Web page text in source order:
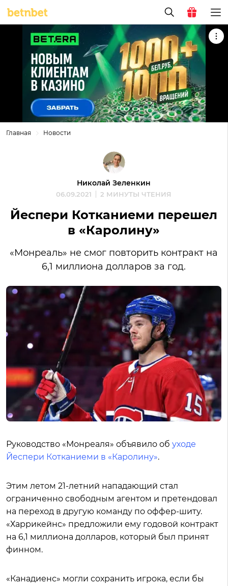
Главная Новости
Николай Зеленкин
06.09.2021 2 МИНУТЫ ЧТЕНИЯ
Йеспери Котканиеми перешел
в «Каролину»
«Монреаль» не смог повторить контракт на
6,1 миллиона долларов за год.
Руководство «Монреаля» объявило об уходе
Йеспери Котканиеми в «Каролину».
Этим летом 21-летний нападающий стал
ограниченно свободным агентом и претендовал
на переход в другую команду по оффер-шиту.
«Харрикейнс» предложили ему годовой контракт
на 6,1 миллиона долларов, который был принят
финном.
«Канадиенс» могли сохранить игрока, если бы